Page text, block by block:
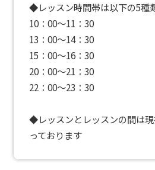
◆レッスン時間帯は以下の5種
10：00〜11：30
13：00〜14：30
15：00〜16：30
20：00〜21：30
22：00〜23：30
◆レッスンとレッスンの間は
っております